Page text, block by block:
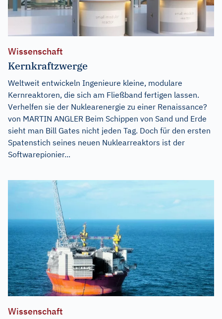
Wissenschaft
Kernkraftzwerge
Weltweit entwickeln Ingenieure kleine, modulare
Kernreaktoren, die sich am Fließband fertigen lassen.
Verhelfen sie der Nuklearenergie zu einer Renaissance?
von MARTIN ANGLER Beim Schippen von Sand und Erde
sieht man Bill Gates nicht jeden Tag. Doch für den ersten
Spatenstich seines neuen Nuklearreaktors ist der
Softwarepionier...
Wissenschaft